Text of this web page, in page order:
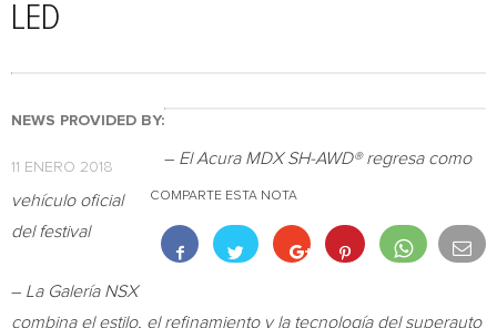
LED
NEWS PROVIDED BY:
11 ENERO 2018
COMPARTE ESTA NOTA
– El Acura MDX SH-AWD® regresa como
vehículo oficial
del festival
– La Galería NSX
combina el estilo, el refinamiento y la tecnología del superauto